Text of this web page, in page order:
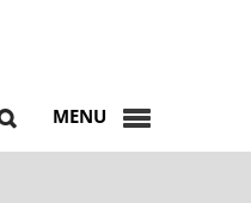
MENU